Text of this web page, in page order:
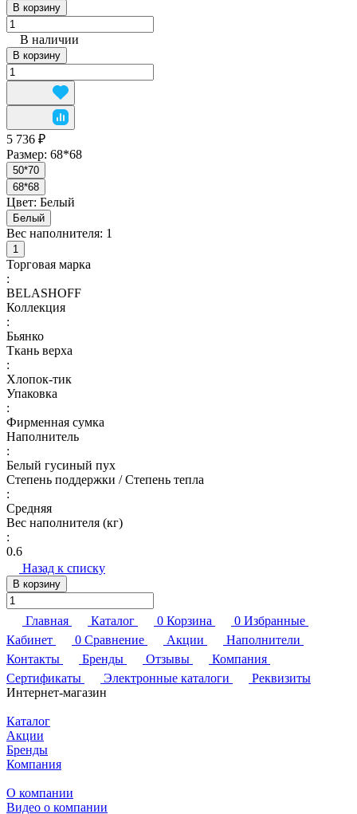
В корзину
В наличии
В корзину
5 736 ₽
Размер: 68*68
50*70
68*68
Цвет: Белый
Белый
Вес наполнителя: 1
1
Торговая марка
:
BELASHOFF
Коллекция
:
Бьянко
Ткань верха
:
Хлопок-тик
Упаковка
:
Фирменная сумка
Наполнитель
:
Белый гусиный пух
Степень поддержки / Степень тепла
:
Средняя
Вес наполнителя (кг)
:
0.6
Назад к списку
В корзину
Главная Каталог 0 Корзина 0 Избранные
Кабинет
0 Сравнение Акции
Наполнители
Контакты
Бренды Отзывы
Компания
Сертификаты
Электронные каталоги
Реквизиты
Интернет-магазин
Каталог
Акции
Бренды
Компания
О компании
Видео о компании